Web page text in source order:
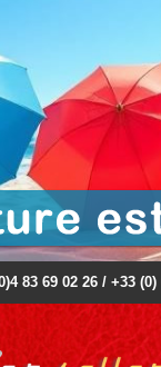
83 69 02 26 / +33